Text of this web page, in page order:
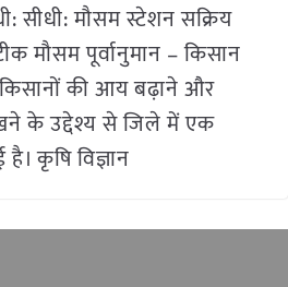
सीधी: मौसम स्टेशन सक्रिय
मौसम पूर्वानुमान – किसान
की आय बढ़ाने और
के उद्देश्य से जिले में एक
कृषि विज्ञान